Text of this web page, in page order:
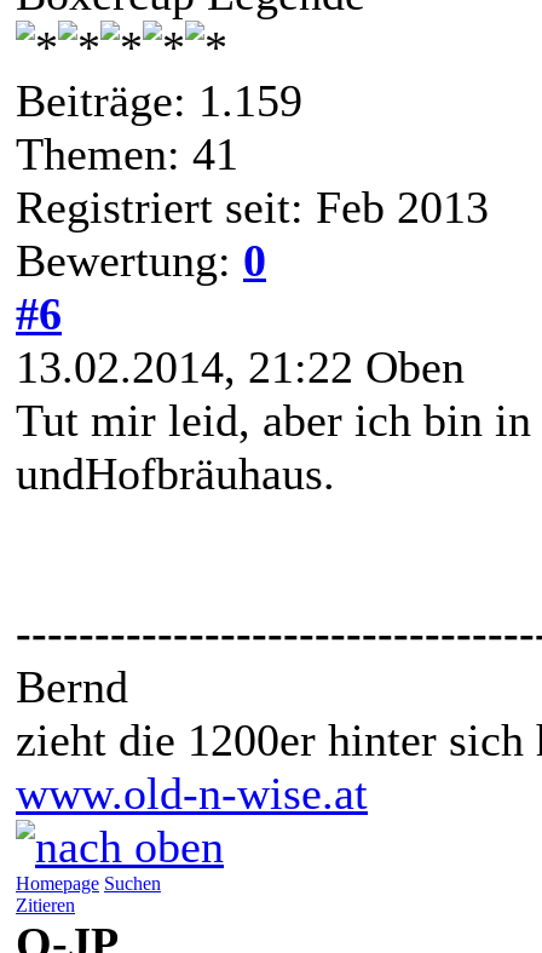
Beiträge: 1.159
Themen: 41
Registriert seit: Feb 2013
Bewertung: 0
#6
13.02.2014, 21:22 Oben
Tut mir leid, aber ich bin
undHofbräuhaus.
Bernd
zieht die 1200er hinter sich
www.old-n-wise.at
Homepage Suchen
Zitieren
Q-JP